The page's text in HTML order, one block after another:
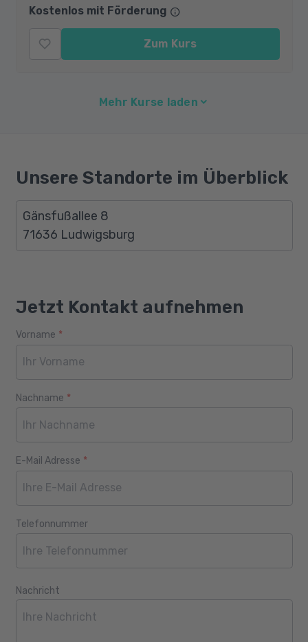
Kostenlos mit Förderung
Zum Kurs
Mehr Kurse laden
Unsere Standorte im Überblick
Gänsfußallee 8
71636 Ludwigsburg
Jetzt Kontakt aufnehmen
Webseite
Alter
Vorname *
Nachname *
E-Mail Adresse *
Telefonnummer
Nachricht